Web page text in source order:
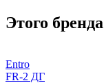
Этого бренда
Entro
FR-2 ДГ